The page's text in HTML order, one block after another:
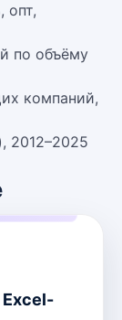
опт,
по объёму
компаний,
2012–2025
Excel-